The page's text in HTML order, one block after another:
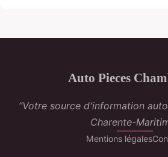
Auto Pieces
“Votre source d'information
Charente-
Mentions légales